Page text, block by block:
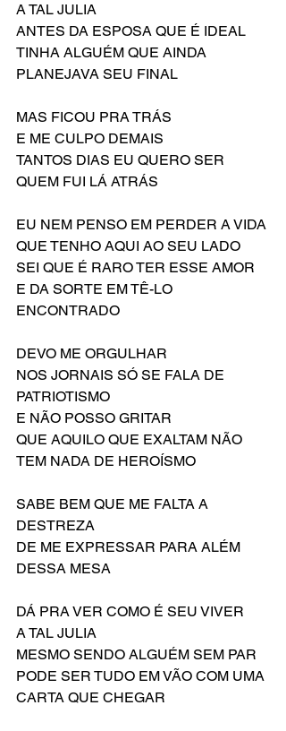
A TAL JULIA
ANTES DA ESPOSA QUE É IDEAL
TINHA ALGUÉM QUE AINDA
PLANEJAVA SEU FINAL
MAS FICOU PRA TRÁS
E ME CULPO DEMAIS
TANTOS DIAS EU QUERO SER
QUEM FUI LÁ ATRÁS
EU NEM PENSO EM PERDER A VIDA
QUE TENHO AQUI AO SEU LADO
SEI QUE É RARO TER ESSE AMOR
E DA SORTE EM TÊ-LO
ENCONTRADO
DEVO ME ORGULHAR
NOS JORNAIS SÓ SE FALA DE
PATRIOTISMO
E NÃO POSSO GRITAR
QUE AQUILO QUE EXALTAM NÃO
TEM NADA DE HEROÍSMO
SABE BEM QUE ME FALTA A
DESTREZA
DE ME EXPRESSAR PARA ALÉM
DESSA MESA
DÁ PRA VER COMO É SEU VIVER
A TAL JULIA
MESMO SENDO ALGUÉM SEM PAR
PODE SER TUDO EM VÃO COM UMA
CARTA QUE CHEGAR